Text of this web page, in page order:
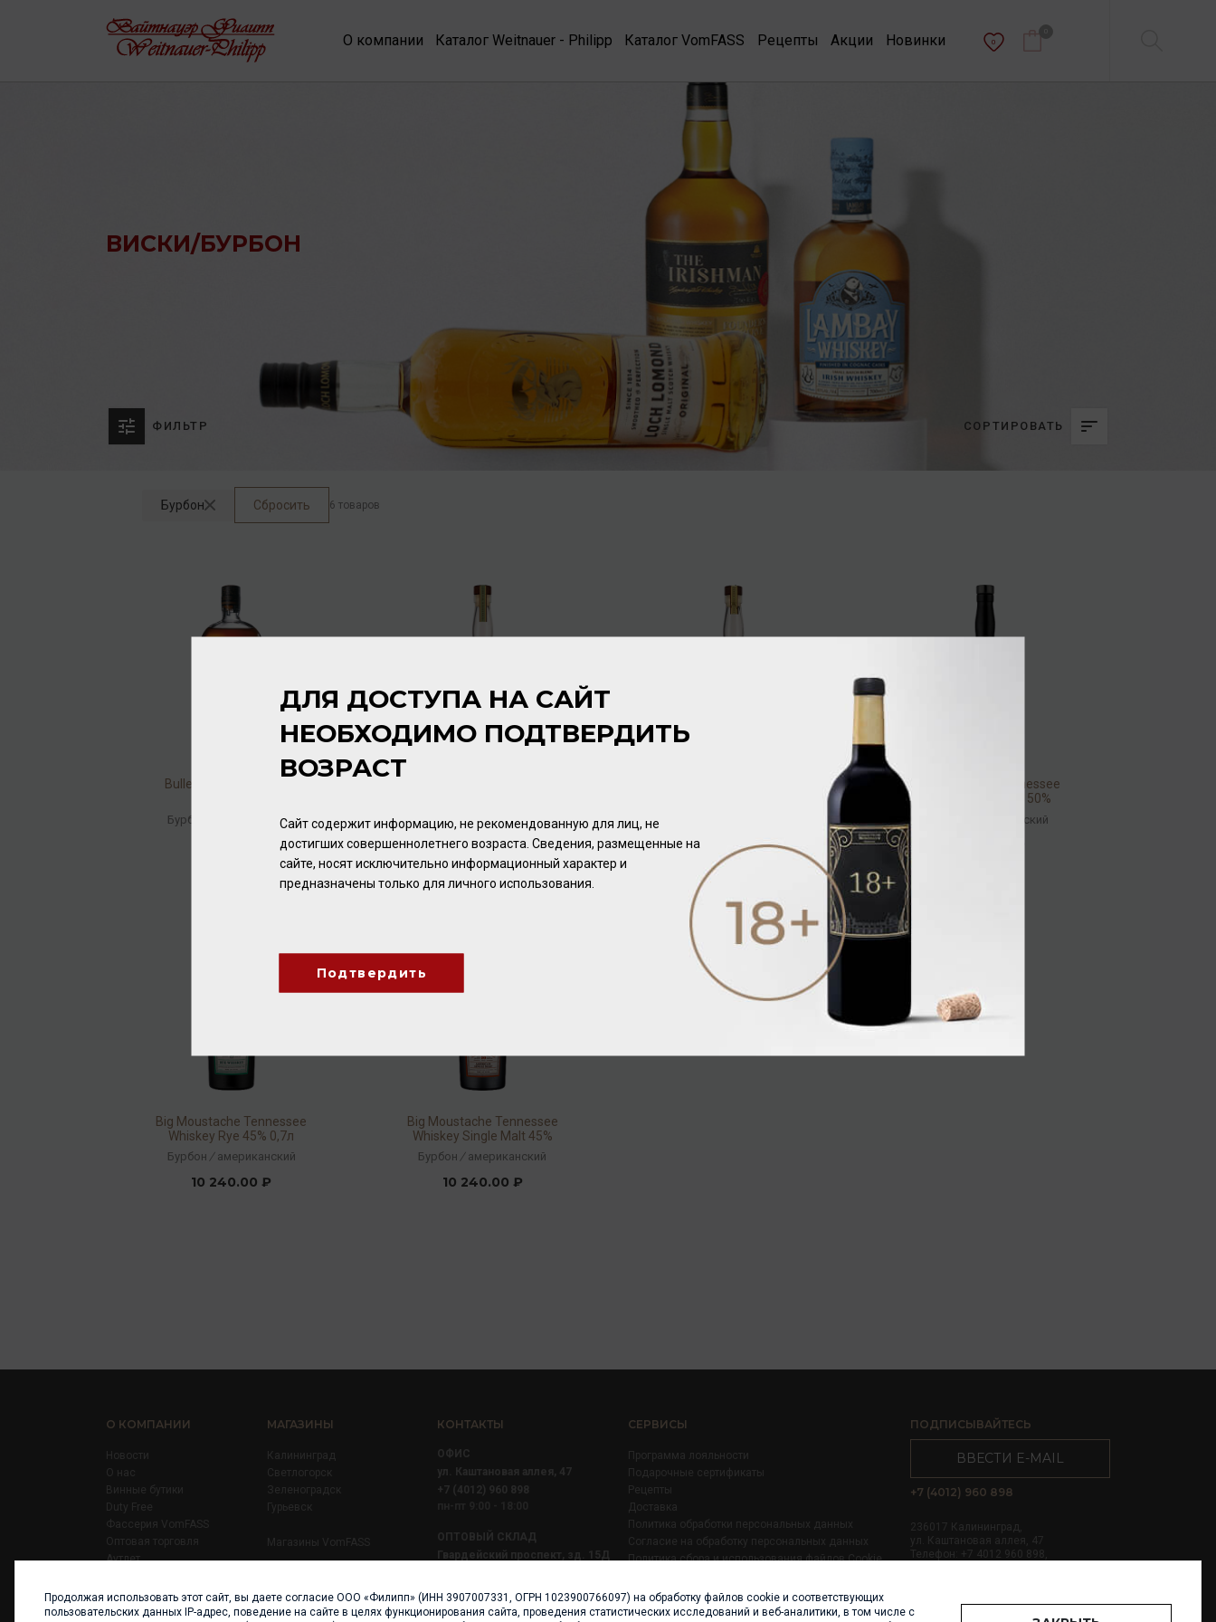
О компании Каталог Weitnauer - Philipp Каталог VomFASS Рецепты Акции Новинки 0
ВИСКИ/БУРБОН
ФИЛЬТР СОРТИРОВАТЬ
Бурбон Сбросить 6 товаров
Bulleit Bourbon Frontier
Бурбон американский Бурбон / американский
6 992.00 ₽ 8 640.00 ₽
Big Moustache Tennessee
Whiskey 100 Proof 50%
американский
Big Moustache Tennessee
Whiskey Rye 45% 0,7л
Бурбон / американский
10 240.00 ₽
Big Moustache Tennessee
Whiskey Single Malt 45%
Бурбон / американский
10 240.00 ₽
О КОМПАНИИ
Новости
О нас
Винные бутики
Duty Free
Фассерия VomFASS
Оптовая торговля
Аутлет
Карьера
Контакты
МАГАЗИНЫ
Калининград
Светлогорск
Зеленоградск
Гурьевск
Магазины VomFASS
КОНТАКТЫ
ОФИС
ул. Каштановая аллея, 47
+7 (4012) 960 898
ОПТОВЫЙ СКЛАД
Гвардейский проспект, зд. 15Д
пн-пт 8:00 - 17:00
СЕРВИСЫ
Программа лояльности
Подарочные сертификаты
Рецепты
Доставка
Политика обработки персональных данных
Согласие на обработку персональных данных
Политика сбора и использования файлов Cookie
ПОДПИСЫВАЙТЕСЬ
ВВЕСТИ E-MAIL
+7 (4012) 960 898
236017 Калининград,
ул. Каштановая аллея, 47
Телефон: +7 4012 960 898,
ДЛЯ ДОСТУПА НА САЙТ
НЕОБХОДИМО ПОДТВЕРДИТЬ
ВОЗРАСТ
Сайт содержит информацию, не рекомендованную для лиц, не
достигших совершеннолетнего возраста. Сведения, размещенные на
сайте, носят исключительно информационный характер и
предназначены только для личного использования.
Подтвердить
Продолжая использовать этот сайт, вы даете согласие ООО «Филипп» (ИНН 3907007331, ОГРН 1023900766097) на обработку файлов cookie и соответствующих
пользовательских данных IP-адрес, поведение на сайте в целях функционирования сайта, проведения статистических исследований и веб-аналитики, в том числе с